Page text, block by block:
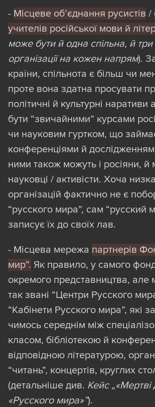
фахівців з десятків країн, і,
погляд, це створює враження
впливової та міжнародно
структури. Проте більшість
учасників заходів “Валдаю” з
країн, як виявилося,
1−2 публікаціям на теми,
пов’язані з Росією. Тому
повноцінними
випадає. Ба більше, під час
перевірки більшість таких
виявилися або нейтральними,
критично налаштованими щодо
нинішньої агресії проти
переліку агентів впливу лише
якщо вони мають регулярні
погляди та публікації.
По-друге, потрібно було
справжню “проросійськість” від
політичних ігор і
хоча б приблизно визначити
відсутність світоглядних змін
лютого.
- Місцеве об’єднання русистів /
учителів російської мови й
може бути й одна спільна, й три
організації на кожен напрям).
країни, спільнота є більш чи
проте вона здатна просувати
політичні й культурні наративи
бути “звичайними” курсами
чи науковим гуртком, що
конференціями й
ними також можуть і росіяни, й
науковці / активісти. Хоча
організацій фактично не є
“русского мира”, сам “русский
записує їх до своїх лав.
- Місцева мережа партнерів
мир”. Як правило, у самого
окремого представництва, але
так звані “Центри Русского
“Кабінети Русского мира”, які
чимось середнім між
класом, бібліотекою й
відповідною літературою,
“читань”, концертів, круглих
(детальніше див. Кейс „«Мертві
«Русского мира»”).